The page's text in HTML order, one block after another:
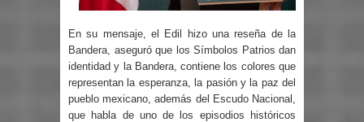
En su mensaje, el Edil hizo una reseña de la
Bandera, aseguró que los Símbolos Patrios dan
identidad y la Bandera, contiene los colores que
representan la esperanza, la pasión y la paz del
pueblo mexicano, además del Escudo Nacional,
que habla de uno de los episodios históricos